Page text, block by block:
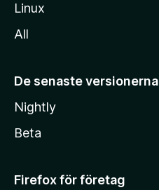
Linux
All
De senaste versionerna
Nightly
Beta
Firefox för företag